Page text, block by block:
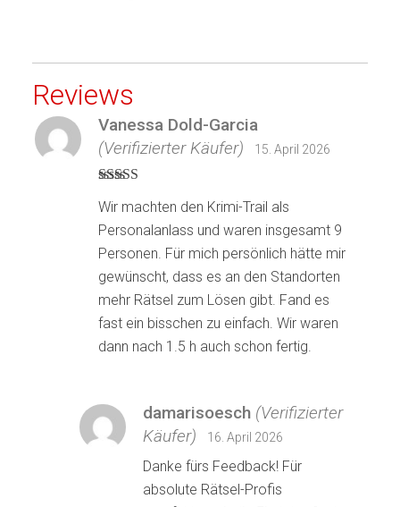
Reviews
mit 3
von 5
Vanessa Dold-Garcia
(Verifizierter Käufer)
15. April 2026
Wir machten den Krimi-Trail als
Personalanlass und waren insgesamt 9
Personen. Für mich persönlich hätte mir
gewünscht, dass es an den Standorten
mehr Rätsel zum Lösen gibt. Fand es
fast ein bisschen zu einfach. Wir waren
dann nach 1.5 h auch schon fertig.
damarisoesch (Verifizierter
Käufer)
16. April 2026
Danke fürs Feedback! Für
absolute Rätsel-Profis